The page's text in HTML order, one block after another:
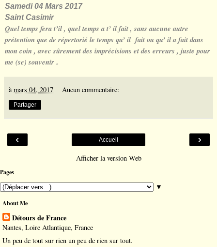
Samedi 04 Mars 2017
Saint Casimir
Quel temps fera t’il , quel temps a t’ il fait , sans aucune autre
prétention que de répertorié le temps qu’ il fait ou qu’ il a fait dans
mon coin , avec sûrement des imprécisions et des erreurs , juste pour
me (se) souvenir .
àmars 04, 2017 Aucun commentaire:
Partager
‹ ›
Accueil
Afficher la version Web
Pages
▼
About Me
Détours de France
Nantes, Loire Atlantique, France
Un peu de tout sur rien un peu de rien sur tout.